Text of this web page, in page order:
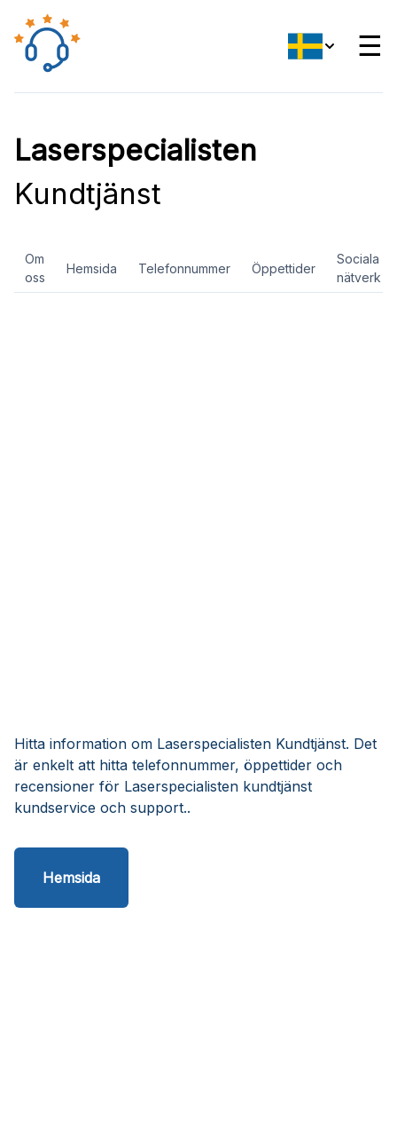
☰
Laserspecialisten
Kundtjänst
Om
oss
Hemsida Telefonnummer Öppettider
Sociala
nätverk
Hitta information om Laserspecialisten Kundtjänst. Det
är enkelt att hitta telefonnummer, öppettider och
recensioner för Laserspecialisten kundtjänst
kundservice och support..
Hemsida